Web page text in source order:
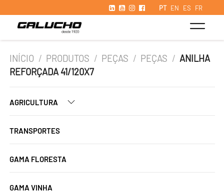
PT EN ES FR
INÍCIO / PRODUTOS / PEÇAS / PEÇAS / ANILHA
REFORÇADA 41/120X7
AGRICULTURA
TRANSPORTES
GAMA FLORESTA
GAMA VINHA